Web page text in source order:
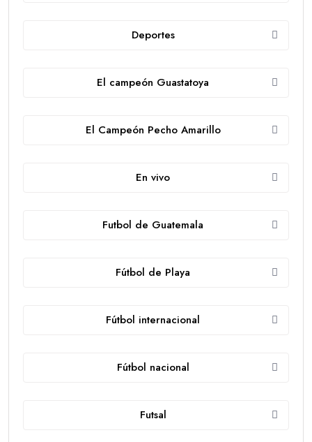
Deportes
El campeón Guastatoya
El Campeón Pecho Amarillo
En vivo
Futbol de Guatemala
Fútbol de Playa
Fútbol internacional
Fútbol nacional
Futsal